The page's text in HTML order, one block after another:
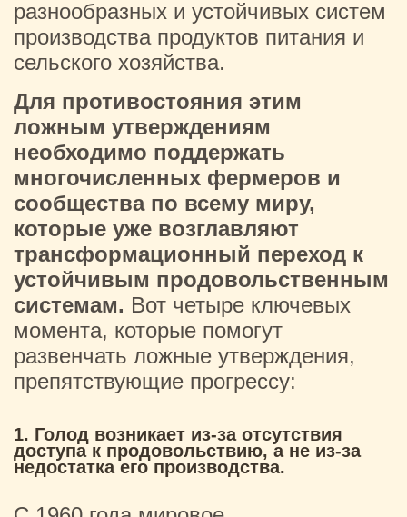
разнообразных и устойчивых систем
производства продуктов питания и
сельского хозяйства.
Для противостояния этим
ложным утверждениям
необходимо поддержать
многочисленных фермеров и
сообщества по всему миру,
которые уже возглавляют
трансформационный переход к
устойчивым продовольственным
системам. Вот четыре ключевых
момента, которые помогут
развенчать ложные утверждения,
препятствующие прогрессу:
1. Голод возникает из-за отсутствия
доступа к продовольствию, а не из-за
недостатка его производства.